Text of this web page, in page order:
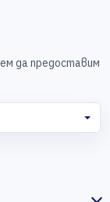
да предоставим